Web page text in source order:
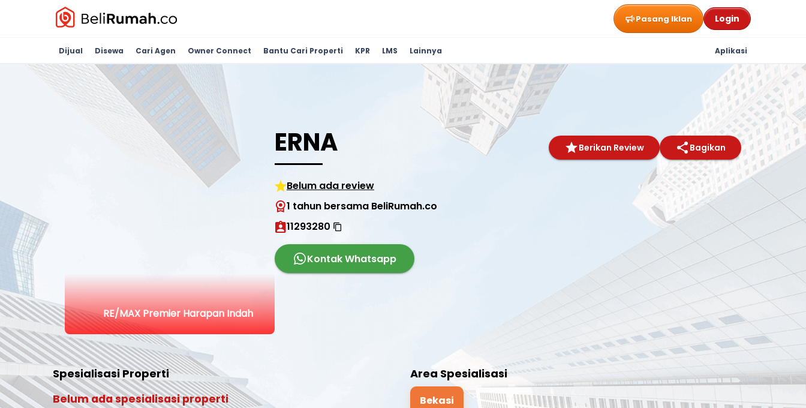
Pasang Iklan Login
Dijual Disewa Cari Agen Owner Connect Bantu Cari Properti KPR LMS Lainnya Aplikasi
RE/MAX Premier Harapan Indah
ERNA Berikan Review Bagikan
Belum ada review
1 tahun bersama BeliRumah.co
11293280
Kontak Whatsapp
Spesialisasi Properti
Belum ada spesialisasi properti
Area Spesialisasi
Bekasi